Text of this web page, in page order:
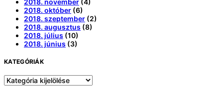
2018. november (4)
2018. október (6)
2018. szeptember (2)
2018. augusztus (8)
2018. július (10)
2018. június (3)
KATEGÓRIÁK
Kategóriák